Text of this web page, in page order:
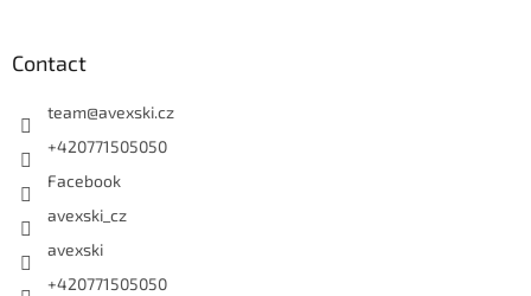
Contact
team@avexski.cz
+420771505050
Facebook
avexski_cz
avexski
+420771505050